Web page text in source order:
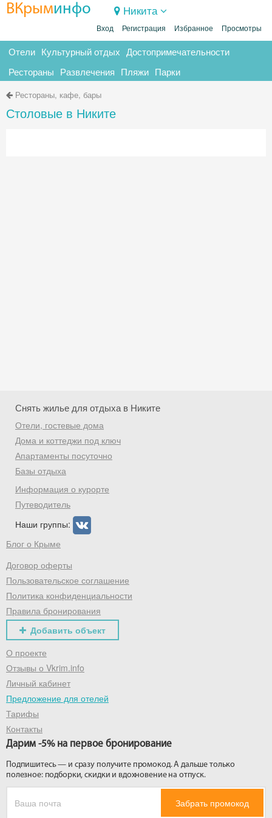
ВКрыминфо Никита
Вход Регистрация Избранное Просмотры
Отели Культурный отдых Достопримечательности
Рестораны Развлечения Пляжи Парки
Рестораны, кафе, бары
Столовые в Никите
Снять жилье для отдыха в Никите
Отели, гостевые дома
Дома и коттеджи под ключ
Апартаменты посуточно
Базы отдыха
Информация о курорте
Путеводитель
Наши группы:
Блог о Крыме
Договор оферты
Пользовательское соглашение
Политика конфиденциальности
Правила бронирования
Добавить объект
О проекте
Отзывы о Vkrim.info
Личный кабинет
Предложение для отелей
Тарифы
Контакты
Дарим -5% на первое бронирование
Подпишитесь — и сразу получите промокод. А дальше только
полезное: подборки, скидки и вдохновение на отпуск.
Забрать промокод
Скидка −5%
Хочешь дешевле? Оставь почту и получи
промокод на первое бронирование!